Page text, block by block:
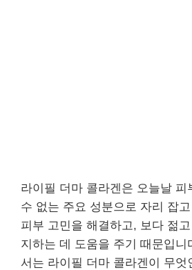
라이필 더마 콜라겐은 오늘날 피
수 없는 주요 성분으로 자리 잡
피부 고민을 해결하고, 보다 젊
지하는 데 도움을 주기 때문입니
서는 라이필 더마 콜라겐이 무엇